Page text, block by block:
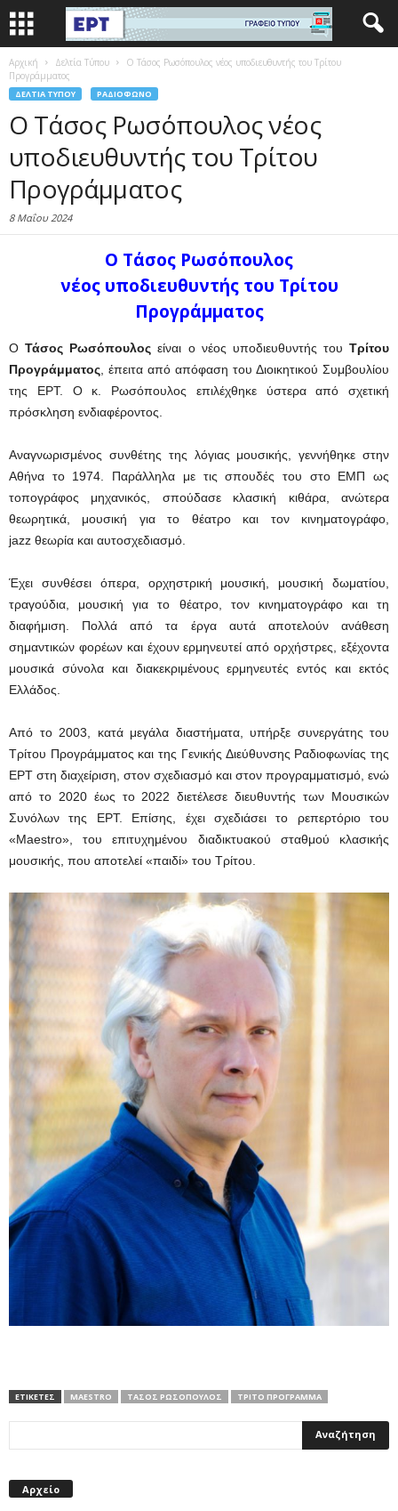
Αρχική Δελτία Τύπου
Ο Τάσος Ρωσόπουλος νέος υποδιευθυντής του Τρίτου
Προγράμματος
ΔΕΛΤΊΑ ΤΎΠΟΥ ΡΑΔΙΌΦΩΝΟ
Ο Τάσος Ρωσόπουλος νέος
υποδιευθυντής του Τρίτου
Προγράμματος
8 Μαΐου 2024
Ο Τάσος Ρωσόπουλος
νέος υποδιευθυντής του Τρίτου
Προγράμματος
ΟΤάσος Ρωσόπουλος είναι ο νέος υποδιευθυντής του Τρίτου
Προγράμματος , έπειτα από απόφαση του Διοικητικού Συμβουλίου
της ΕΡΤ. Ο κ. Ρωσόπουλος επιλέχθηκε ύστερα από σχετική
πρόσκληση ενδιαφέροντος.
Αναγνωρισμένος συνθέτης της λόγιας μουσικής, γεννήθηκε στην
Αθήνα το 1974. Παράλληλα με τις σπουδές του στο ΕΜΠ ως
τοπογράφος μηχανικός, σπούδασε κλασική κιθάρα, ανώτερα
θεωρητικά, μουσική για το θέατρο και τον κινηματογράφο,
jazz θεωρία και αυτοσχεδιασμό.
Έχει συνθέσει όπερα, ορχηστρική μουσική, μουσική δωματίου,
τραγούδια, μουσική για το θέατρο, τον κινηματογράφο και τη
διαφήμιση. Πολλά από τα έργα αυτά αποτελούν ανάθεση
σημαντικών φορέων και έχουν ερμηνευτεί από ορχήστρες, εξέχοντα
μουσικά σύνολα και διακεκριμένους ερμηνευτές εντός και εκτός
Ελλάδος.
Από το 2003, κατά μεγάλα διαστήματα, υπήρξε συνεργάτης του
Τρίτου Προγράμματος και της Γενικής Διεύθυνσης Ραδιοφωνίας της
ΕΡΤ στη διαχείριση, στον σχεδιασμό και στον προγραμματισμό, ενώ
από το 2020 έως το 2022 διετέλεσε διευθυντής των Μουσικών
Συνόλων της ΕΡΤ. Επίσης, έχει σχεδιάσει το ρεπερτόριο του
«Maestro», του επιτυχημένου διαδικτυακού σταθμού κλασικής
μουσικής, που αποτελεί «παιδί» του Τρίτου.
ΕΤΙΚΕΤΕΣ MAESTRO ΤΆΣΟΣ ΡΩΣΌΠΟΥΛΟΣ ΤΡΊΤΟ ΠΡΌΓΡΑΜΜΑ
Αρχείο